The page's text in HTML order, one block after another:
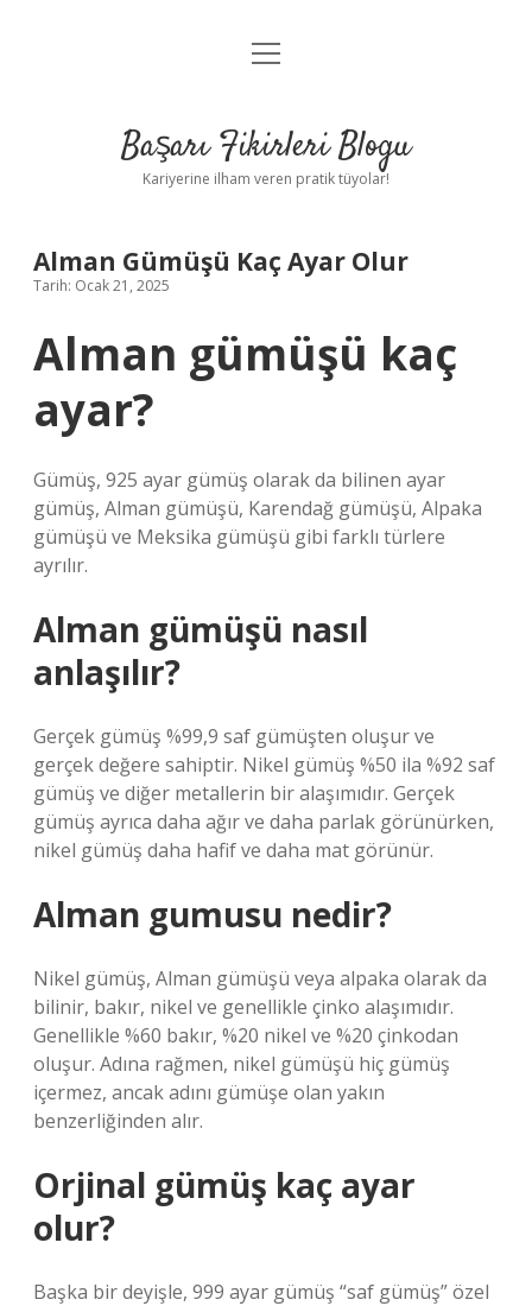
Anasayfa
Yasal Uyarı
menüyü
Başarı Fikirleri Blogu
Kariyerine ilham veren pratik tüyolar!
Alman Gümüşü Kaç Ayar Olur
Tarih: Ocak 21, 2025
Alman gümüşü kaç
ayar?
Gümüş, 925 ayar gümüş olarak da bilinen ayar
gümüş, Alman gümüşü, Karendağ gümüşü, Alpaka
gümüşü ve Meksika gümüşü gibi farklı türlere
ayrılır.
Alman gümüşü nasıl
anlaşılır?
Gerçek gümüş %99,9 saf gümüşten oluşur ve
gerçek değere sahiptir. Nikel gümüş %50 ila %92 saf
gümüş ve diğer metallerin bir alaşımıdır. Gerçek
gümüş ayrıca daha ağır ve daha parlak görünürken,
nikel gümüş daha hafif ve daha mat görünür.
Alman gumusu nedir?
Nikel gümüş, Alman gümüşü veya alpaka olarak da
bilinir, bakır, nikel ve genellikle çinko alaşımıdır.
Genellikle %60 bakır, %20 nikel ve %20 çinkodan
oluşur. Adına rağmen, nikel gümüşü hiç gümüş
içermez, ancak adını gümüşe olan yakın
benzerliğinden alır.
Orjinal gümüş kaç ayar
olur?
Başka bir deyişle, 999 ayar gümüş “saf gümüş” özel